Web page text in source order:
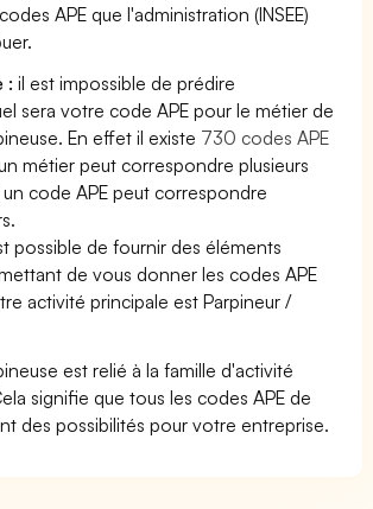
APE que l'administration (INSEE)
: il est impossible de prédire
sera votre code APE pour le métier de
En effet il existe 730 codes APE
métier peut correspondre plusieurs
code APE peut correspondre
possible de fournir des éléments
de vous donner les codes APE
activité principale est Parpineur /
est relié à la famille d'activité
signifie que tous les codes APE de
des possibilités pour votre entreprise.